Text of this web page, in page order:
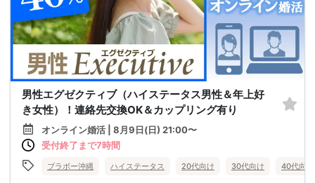
男性エグゼクティブ（ハイステータス男性＆年上好
き女性）！連絡先交換OK＆カップリング有り
オンライン婚活 | 8月9日(日) 21:00〜
受付終了まで7時間
ブラボー沖縄 ハイステータス 20代向け 30代向け 40代向け